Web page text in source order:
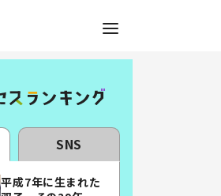
SNS
平成7年に生まれた